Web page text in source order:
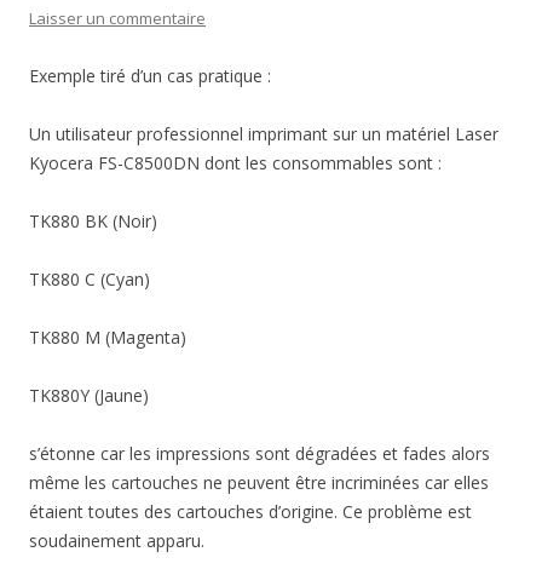
Laisser un commentaire
Exemple tiré d’un cas pratique :
Un utilisateur professionnel imprimant sur un matériel Laser
Kyocera FS-C8500DN dont les consommables sont :
TK880 BK (Noir)
TK880 C (Cyan)
TK880 M (Magenta)
TK880Y (Jaune)
s’étonne car les impressions sont dégradées et fades alors
même les cartouches ne peuvent être incriminées car elles
étaient toutes des cartouches d’origine. Ce problème est
soudainement apparu.